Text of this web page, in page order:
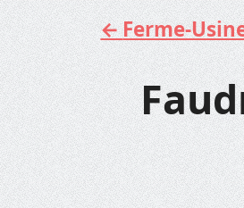
Aller
au
contenu
Ferme-